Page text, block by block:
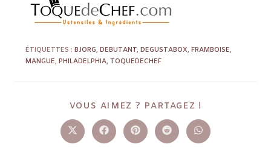
ÉTIQUETTES :BJORG, DEBUTANT, DEGUSTABOX, FRAMBOISE,
MANGUE, PHILADELPHIA, TOQUEDECHEF
VOUS AIMEZ ? PARTAGEZ !